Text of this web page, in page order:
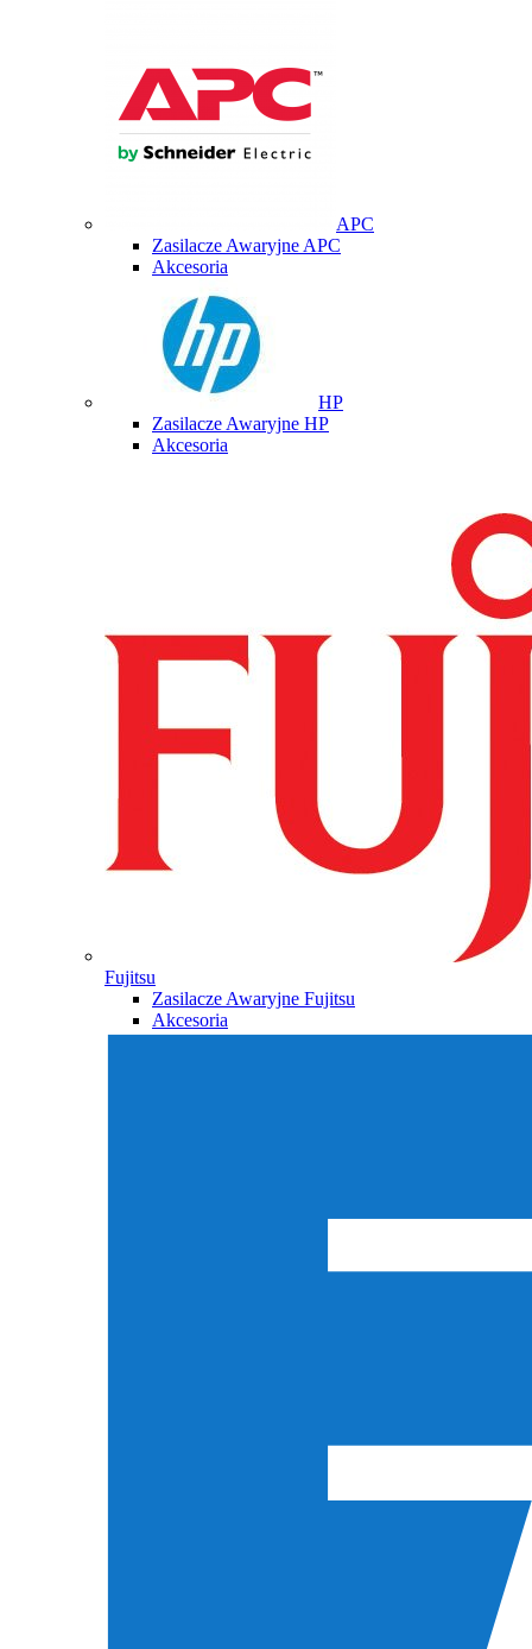
APC
Zasilacze Awaryjne APC
Akcesoria
HP
Zasilacze Awaryjne HP
Akcesoria
Fujitsu
Zasilacze Awaryjne Fujitsu
Akcesoria